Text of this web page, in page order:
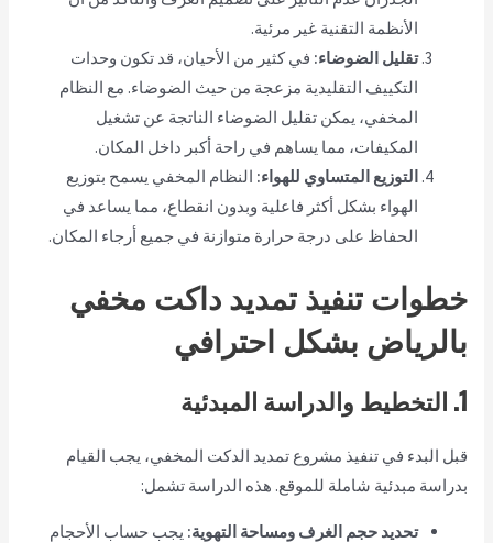
الأنظمة التقنية غير مرئية.
تقليل الضوضاء: في كثير من الأحيان، قد تكون وحدات
التكييف التقليدية مزعجة من حيث الضوضاء. مع النظام
المخفي، يمكن تقليل الضوضاء الناتجة عن تشغيل
المكيفات، مما يساهم في راحة أكبر داخل المكان.
التوزيع المتساوي للهواء: النظام المخفي يسمح بتوزيع
الهواء بشكل أكثر فاعلية وبدون انقطاع، مما يساعد في
الحفاظ على درجة حرارة متوازنة في جميع أرجاء المكان.
خطوات تنفيذ تمديد داكت مخفي
بالرياض بشكل احترافي
1. التخطيط والدراسة المبدئية
قبل البدء في تنفيذ مشروع تمديد الدكت المخفي، يجب القيام
بدراسة مبدئية شاملة للموقع. هذه الدراسة تشمل:
تحديد حجم الغرف ومساحة التهوية: يجب حساب الأحجام